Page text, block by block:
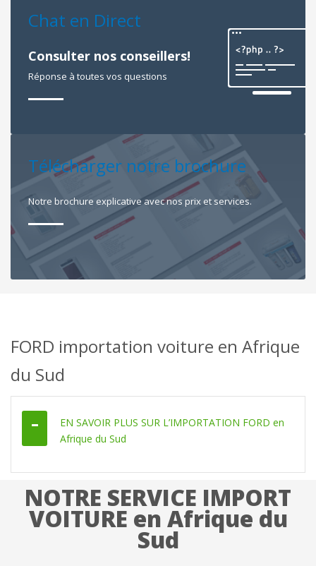
Chat en Direct
Consulter nos conseillers!
Réponse à toutes vos questions
Télécharger notre brochure
Notre brochure explicative avec nos prix et services.
FORD importation voiture en Afrique
du Sud
EN SAVOIR PLUS SUR L’IMPORTATION FORD en
Afrique du Sud
NOTRE SERVICE IMPORT
VOITURE en Afrique du
Sud